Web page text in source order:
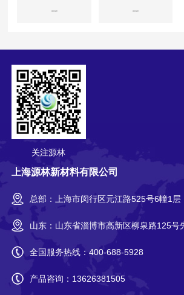
关注源林
上海源林新材料有限公司
总部：上海市闵行区元江路525号6幢1层
山东：山东省淄博市高新区柳泉路125号
全国服务热线： 400-688-5928
产品咨询： 13626381505